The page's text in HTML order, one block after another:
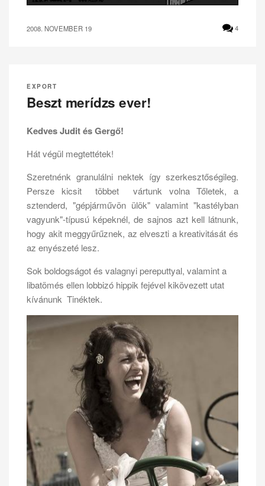
2008. NOVEMBER 19 4
EXPORT
Beszt merídzs ever!
Kedves Judit és Gergő!
Hát végül megtettétek!
Szeretnénk granulálni nektek így szerkesztőségileg.
Persze kicsit többet vártunk volna Tőletek, a
sztenderd, "gépjárművön ülök" valamint "kastélyban
vagyunk"-típusú képeknél, de sajnos azt kell látnunk,
hogy akit meggyűrűznek, az elveszti a kreativitását és
az enyészeté lesz.
Sok boldogságot és valagnyi pereputtyal, valamint a
libatömés ellen lobbizó hippik fejével kikövezett utat
kívánunk Tinéktek.